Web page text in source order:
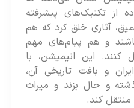
پیشرفته
خلق کرد که هم
و هم پیام‌های مهم
این انیمیشن، با
بافت تاریخی آن،
حال بزند و میراث
کند.